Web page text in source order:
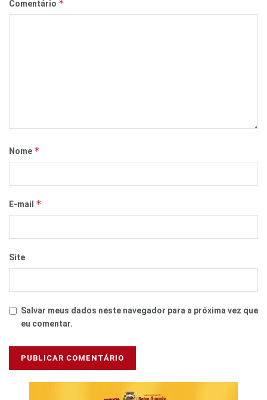
Comentário *
Nome *
E-mail *
Site
Salvar meus dados neste navegador para a próxima vez que
eu comentar.